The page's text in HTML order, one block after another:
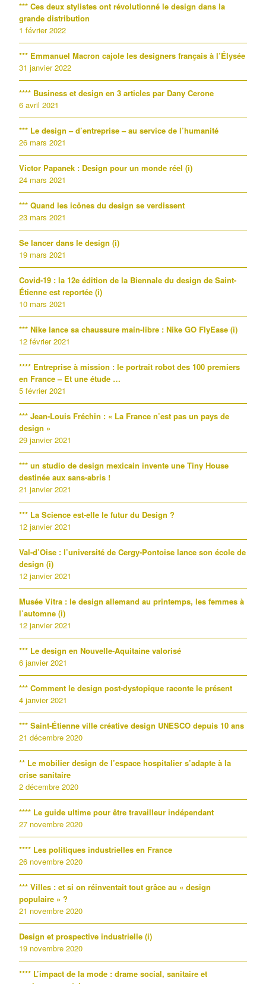
*** Ces deux stylistes ont révolutionné le design dans la
grande distribution
1 février 2022
*** Emmanuel Macron cajole les designers français à l’Élysée
31 janvier 2022
**** Business et design en 3 articles par Dany Cerone
6 avril 2021
*** Le design – d’entreprise – au service de l’humanité
26 mars 2021
Victor Papanek : Design pour un monde réel (i)
24 mars 2021
*** Quand les icônes du design se verdissent
23 mars 2021
Se lancer dans le design (i)
19 mars 2021
Covid-19 : la 12e édition de la Biennale du design de Saint-
Étienne est reportée (i)
10 mars 2021
*** Nike lance sa chaussure main-libre : Nike GO FlyEase (i)
12 février 2021
**** Entreprise à mission : le portrait robot des 100 premiers
en France – Et une étude …
5 février 2021
*** Jean-Louis Fréchin : « La France n’est pas un pays de
design »
29 janvier 2021
*** un studio de design mexicain invente une Tiny House
destinée aux sans-abris !
21 janvier 2021
*** La Science est-elle le futur du Design ?
12 janvier 2021
Val-d’Oise : l’université de Cergy-Pontoise lance son école de
design (i)
12 janvier 2021
Musée Vitra : le design allemand au printemps, les femmes à
l’automne (i)
12 janvier 2021
*** Le design en Nouvelle-Aquitaine valorisé
6 janvier 2021
*** Comment le design post-dystopique raconte le présent
4 janvier 2021
*** Saint-Étienne ville créative design UNESCO depuis 10 ans
21 décembre 2020
** Le mobilier design de l’espace hospitalier s’adapte à la
crise sanitaire
2 décembre 2020
**** Le guide ultime pour être travailleur indépendant
27 novembre 2020
**** Les politiques industrielles en France
26 novembre 2020
*** Villes : et si on réinventait tout grâce au « design
populaire » ?
21 novembre 2020
Design et prospective industrielle (i)
19 novembre 2020
**** L’impact de la mode : drame social, sanitaire et